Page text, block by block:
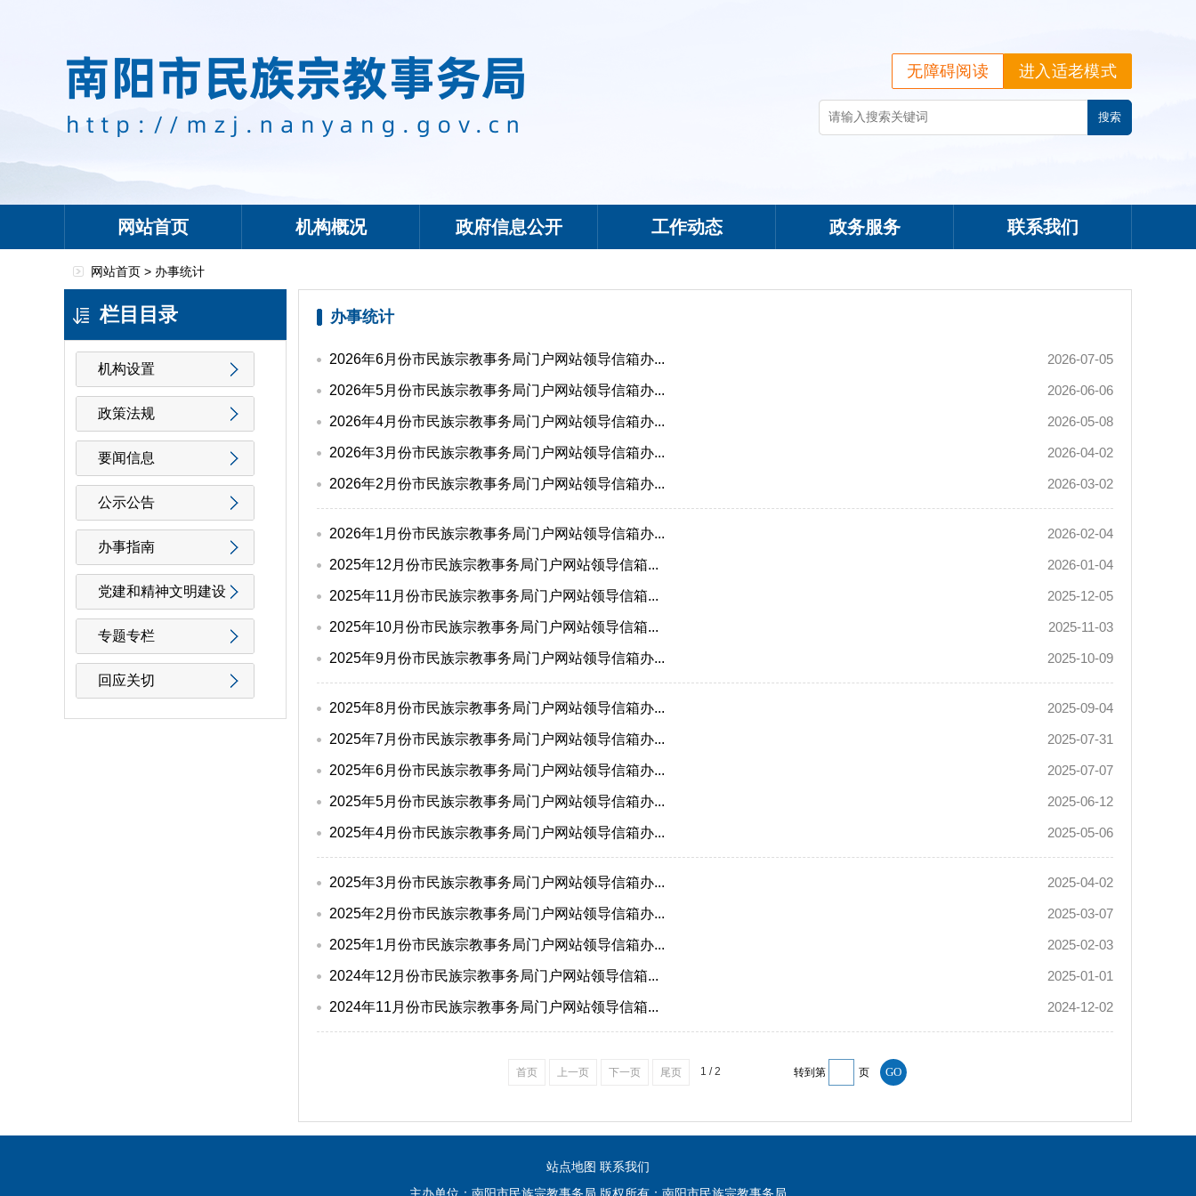
进入适老模式
无障碍阅读
网站首页 机构概况 政府信息公开 工作动态 政务服务 联系我们
网站首页 > 办事统计
栏目目录
机构设置
政策法规
要闻信息
公示公告
办事指南
党建和精神文明建设
专题专栏
回应关切
办事统计
2026-07-05
2026年6月份市民族宗教事务局门户网站领导信箱办...
2026-06-06
2026年5月份市民族宗教事务局门户网站领导信箱办...
2026-05-08
2026年4月份市民族宗教事务局门户网站领导信箱办...
2026-04-02
2026年3月份市民族宗教事务局门户网站领导信箱办...
2026-03-02
2026年2月份市民族宗教事务局门户网站领导信箱办...
2026-02-04
2026年1月份市民族宗教事务局门户网站领导信箱办...
2026-01-04
2025年12月份市民族宗教事务局门户网站领导信箱...
2025-12-05
2025年11月份市民族宗教事务局门户网站领导信箱...
2025-11-03
2025年10月份市民族宗教事务局门户网站领导信箱...
2025-10-09
2025年9月份市民族宗教事务局门户网站领导信箱办...
2025-09-04
2025年8月份市民族宗教事务局门户网站领导信箱办...
2025-07-31
2025年7月份市民族宗教事务局门户网站领导信箱办...
2025-07-07
2025年6月份市民族宗教事务局门户网站领导信箱办...
2025-06-12
2025年5月份市民族宗教事务局门户网站领导信箱办...
2025-05-06
2025年4月份市民族宗教事务局门户网站领导信箱办...
2025-04-02
2025年3月份市民族宗教事务局门户网站领导信箱办...
2025-03-07
2025年2月份市民族宗教事务局门户网站领导信箱办...
2025-02-03
2025年1月份市民族宗教事务局门户网站领导信箱办...
2025-01-01
2024年12月份市民族宗教事务局门户网站领导信箱...
2024-12-02
2024年11月份市民族宗教事务局门户网站领导信箱...
首页 上一页 下一页 尾页 1 / 2 转到第 页
站点地图 联系我们